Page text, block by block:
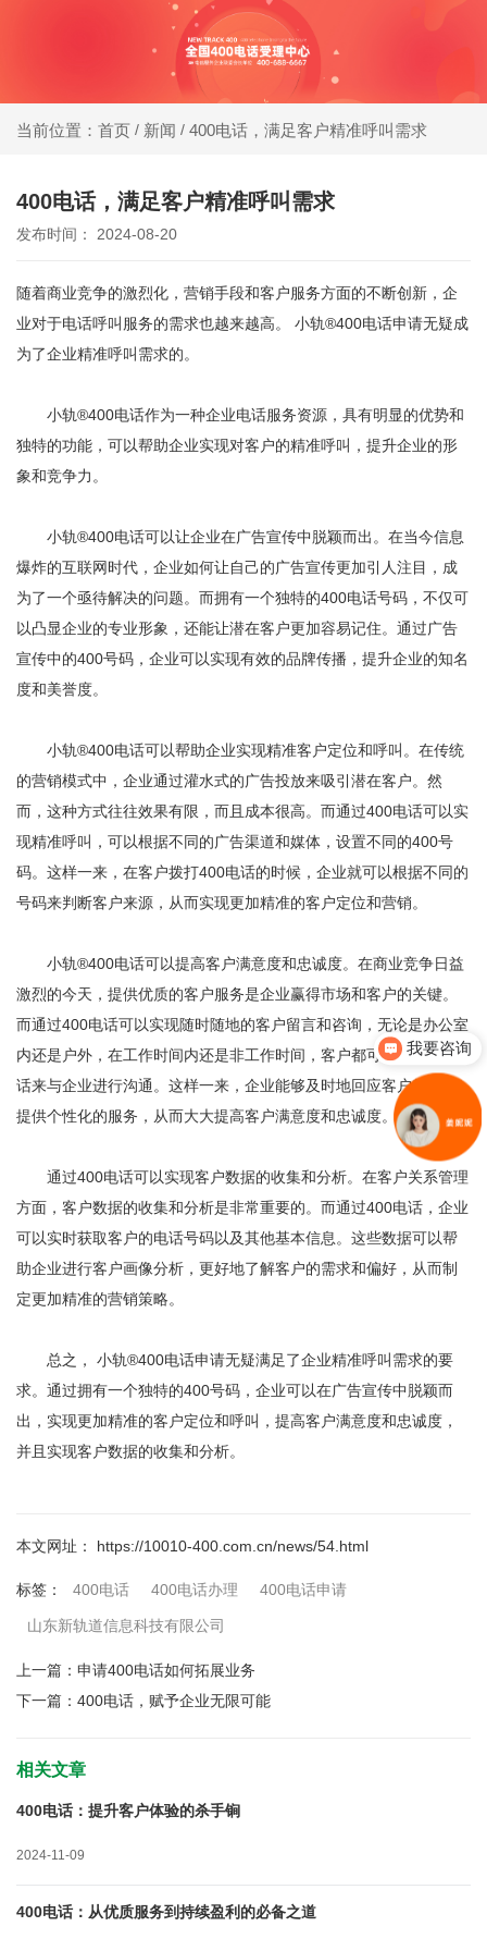
400电话受理中心
办400电话就选小轨®400，大品牌，号码
码，
当前位置：首页 / 新闻 / 400电话，满足客户精准呼叫需求
400电话，满足客户精准呼叫需求
发布时间： 2024-08-20
随着商业竞争的激烈化，营销手段和客户服务方面的不断创新，企
业对于电话呼叫服务的需求也越来越高。 小轨®400电话申请无疑成
为了企业精准呼叫需求的。
小轨®400电话作为一种企业电话服务资源 ，具有明显的优势和
独特的功能，可以帮助企业实现对客户的精准呼叫，提升企业的形
象和竞争力。
小轨®400电话可以让企业在广告宣传中脱颖而出。在当今信息
爆炸的互联网时代，企业如何让自己的广告宣传更加引人注目，成
为了一个亟待解决的问题。而拥有一个独特的400电话号码，不仅可
以凸显企业的专业形象，还能让潜在客户更加容易记住。通过广告
宣传中的400号码，企业可以实现有效的品牌传播，提升企业的知名
度和美誉度。
小轨®400电话可以帮助企业实现精准客户定位和呼叫。在传统
的营销模式中，企业通过灌水式的广告投放来吸引潜在客户。然
而，这种方式往往效果有限，而且成本很高。而通过400电话可以实
现精准呼叫，可以根据不同的广告渠道和媒体，设置不同的400号
码。这样一来，在客户拨打400电话的时候，企业就可以根据不同的
号码来判断客户来源，从而实现更加精准的客户定位和营销。
小轨®400电话可以提高客户满意度和忠诚度。在商业竞争日益
激烈的今天，提供优质的客户服务是企业赢得市场和客户的关键。
而通过400电话可以实现随时随地的客户留言和咨询，无论是办公室
内还是户外，在工作时间内还是非工作时间，客户都可以通过400电
话来与企业进行沟通。这样一来，企业能够及时地回应客户需求，
提供个性化的服务，从而大大提高客户满意度和忠诚度。
通过400电话可以实现客户数据的收集和分析。在客户关系管理
方面，客户数据的收集和分析是非常重要的。而通过400电话，企业
可以实时获取客户的电话号码以及其他基本信息。这些数据可以帮
助企业进行客户画像分析，更好地了解客户的需求和偏好，从而制
定更加精准的营销策略。
总之， 小轨®400电话申请无疑满足了企业精准呼叫需求的要
求。通过拥有一个独特的400号码，企业可以在广告宣传中脱颖而
出，实现更加精准的客户定位和呼叫，提高客户满意度和忠诚度，
并且实现客户数据的收集和分析。
本文网址： https://10010-400.com.cn/news/54.html
标签： 400电话 400电话办理 400电话申请
山东新轨道信息科技有限公司
上一篇： 申请400电话如何拓展业务
下一篇： 400电话，赋予企业无限可能
相关文章
400电话：提升客户体验的杀手锏
2024-11-09
400电话：从优质服务到持续盈利的必备之道
我要咨询